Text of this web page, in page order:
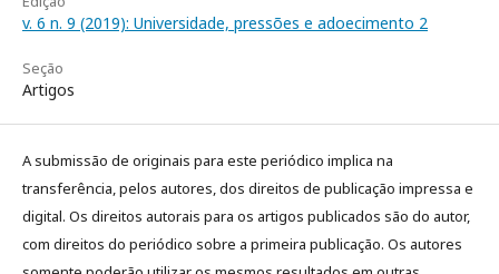
v. 6 n. 9 (2019): Universidade, pressões e adoecimento 2
Seção
Artigos
A submissão de originais para este periódico implica na
transferência, pelos autores, dos direitos de publicação impressa e
digital. Os direitos autorais para os artigos publicados são do autor,
com direitos do periódico sobre a primeira publicação. Os autores